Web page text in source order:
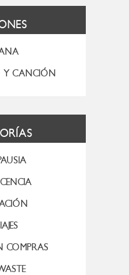
Y CANCIÓN
COMPRAS